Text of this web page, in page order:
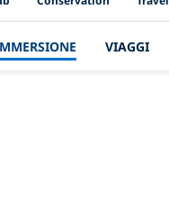
VIAGGI